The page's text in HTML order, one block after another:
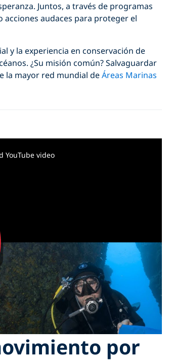
Juntos, a través de programas
acciones audaces para proteger el
y la experiencia en conservación de
¿Su misión común? Salvaguardar
la mayor red mundial deÁreas Marinas
YouTube video
por